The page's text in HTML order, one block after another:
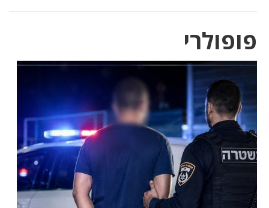
פופולרי